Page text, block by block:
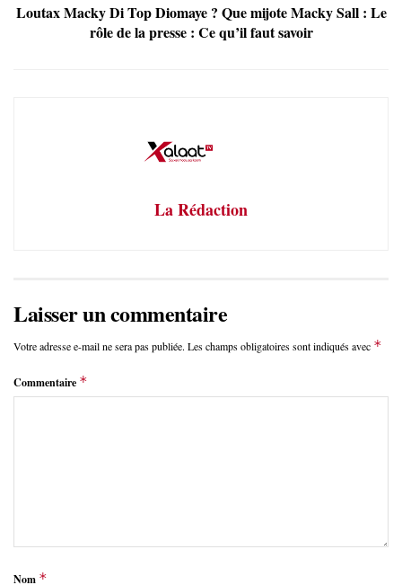
Loutax Macky Di Top Diomaye ? Que mijote Macky Sall : Le
rôle de la presse : Ce qu’il faut savoir
La Rédaction
Laisser un commentaire
Votre adresse e-mail ne sera pas publiée. Les champs obligatoires sont indiqués avec *
Commentaire *
Nom *